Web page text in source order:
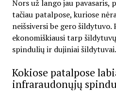
Nors už lango jau pavasaris,
tačiau patalpose, kuriose
neišsiversi be gero
ekonomiškiausi tarp
spindulių ir dujiniai šildytuvai.
Kokiose patalpose
infraraudonųjų